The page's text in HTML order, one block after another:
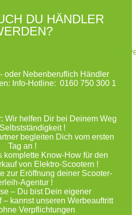
DU HÄNDLER
oder Nebenberuflich Händler
Info-Hotline: 0160 750 300 1
Wir helfen Dir bei Deinem Weg
!
begleiten Dich vom ersten
Tag an !
komplette Know-How für den
von Elektro-Scootern !
zur Eröffnung deiner Scooter-
Agentur !
– Du bist Dein eigener
– kannst unseren Werbeauftritt
Verpflichtungen